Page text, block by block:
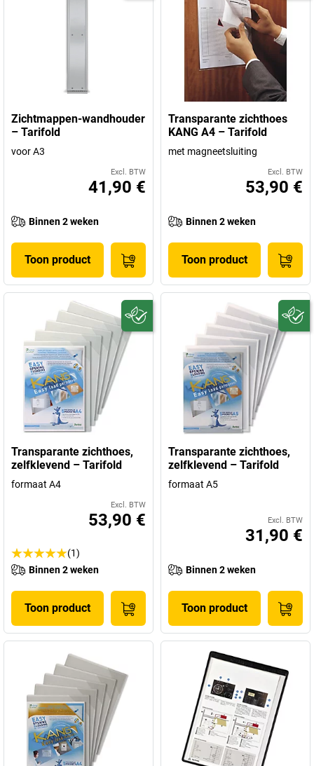
Zichtmappen-wandhouder
– Tarifold
voor A3
Excl. BTW
41,90 €
Binnen 2 weken
Toon product
Transparante zichthoes
KANG A4 – Tarifold
met magneetsluiting
Excl. BTW
53,90 €
Binnen 2 weken
Toon product
Transparante zichthoes,
zelfklevend – Tarifold
formaat A4
Excl. BTW
53,90 €
(1)
Binnen 2 weken
Toon product
Transparante zichthoes,
zelfklevend – Tarifold
formaat A5
Excl. BTW
31,90 €
Binnen 2 weken
Toon product